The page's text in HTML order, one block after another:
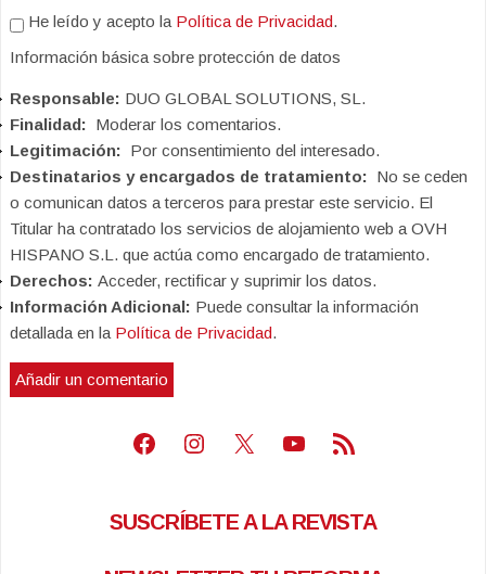
He leído y acepto la Política de Privacidad.
Información básica sobre protección de datos
Responsable: DUO GLOBAL SOLUTIONS, SL.
Finalidad: Moderar los comentarios.
Legitimación: Por consentimiento del interesado.
Destinatarios y encargados de tratamiento: No se ceden
o comunican datos a terceros para prestar este servicio. El
Titular ha contratado los servicios de alojamiento web a OVH
HISPANO S.L. que actúa como encargado de tratamiento.
Derechos: Acceder, rectificar y suprimir los datos.
Información Adicional: Puede consultar la información
detallada en la Política de Privacidad.
Facebook
Instagram
X Youtube
Feed RSS
SUSCRÍBETE A LA REVISTA